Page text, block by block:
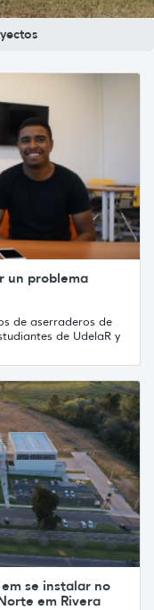
un problema
de aserraderos de
de UdelaR y
se instalar no
em Rivera